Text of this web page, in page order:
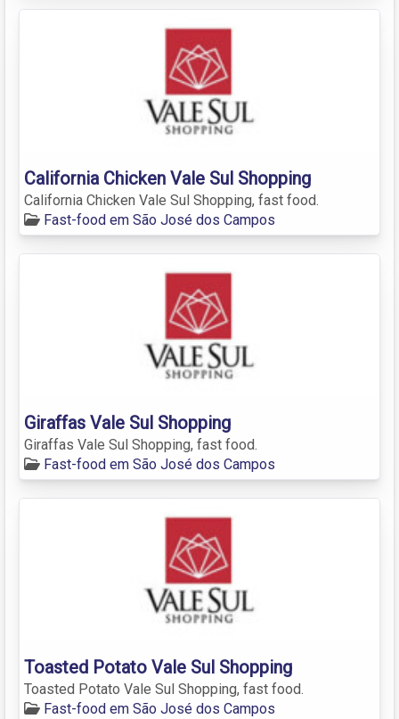
California Chicken Vale Sul Shopping
California Chicken Vale Sul Shopping, fast food.
Fast-food em São José dos Campos
Giraffas Vale Sul Shopping
Giraffas Vale Sul Shopping, fast food.
Fast-food em São José dos Campos
Toasted Potato Vale Sul Shopping
Toasted Potato Vale Sul Shopping, fast food.
Fast-food em São José dos Campos